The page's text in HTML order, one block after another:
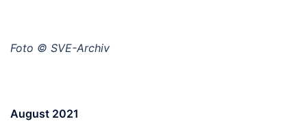
Foto © SVE-Archiv
August 2021